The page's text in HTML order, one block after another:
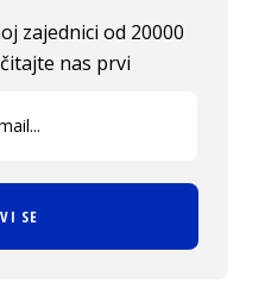
zajednici od 20000
nas prvi
SE